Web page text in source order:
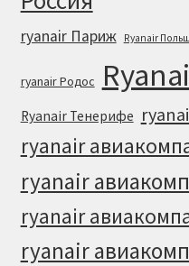
ryanair Париж Ryanair
ryanair Родос
Ryanair Тенерифе
ryanair
ryanair
ryanair
ryanair